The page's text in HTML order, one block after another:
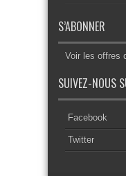
S’ABONNER
Voir les offres
SUIVEZ-NOUS
Facebook
Twitter